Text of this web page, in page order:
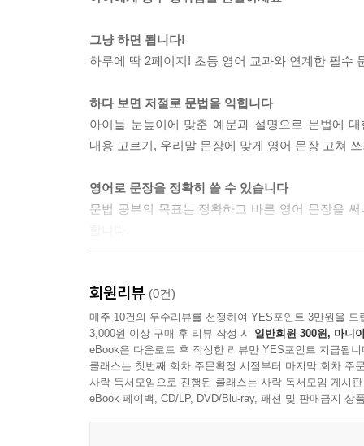
그냥 하면 됩니다!
하루에 딱 2페이지! 초등 영어 교과와 연계한 필수
하다 보면 저절로 문법을 익힙니다
아이들 눈높이에 맞춘 예문과 설명으로 문법에
내용 고르기, 우리말 문장에 맞게 영어 문장 고쳐
영어로 문장을 정확히 쓸 수 있습니다
문법 공부의 목표는 정확하고 바른 영어 문장을
배운 내용을 구석구석 확인하는 연습 문제를 배치
회원리뷰 (0건)
매주 10건의 우수리뷰를 선정하여 YES포인트 3만원을 드
3,000원 이상 구매 후 리뷰 작성 시 일반회원 300원, 마니
eBook은 다운로드 후 작성한 리뷰만 YES포인트 지급됩니
클래스는 첫번째 회차 주문확정 시점부터 마지막 회차 주
사락 독서모임으로 진행된 클래스는 사락 독서모임 게시
eBook 페이백, CD/LP, DVD/Blu-ray, 패션 및 판매금지 상